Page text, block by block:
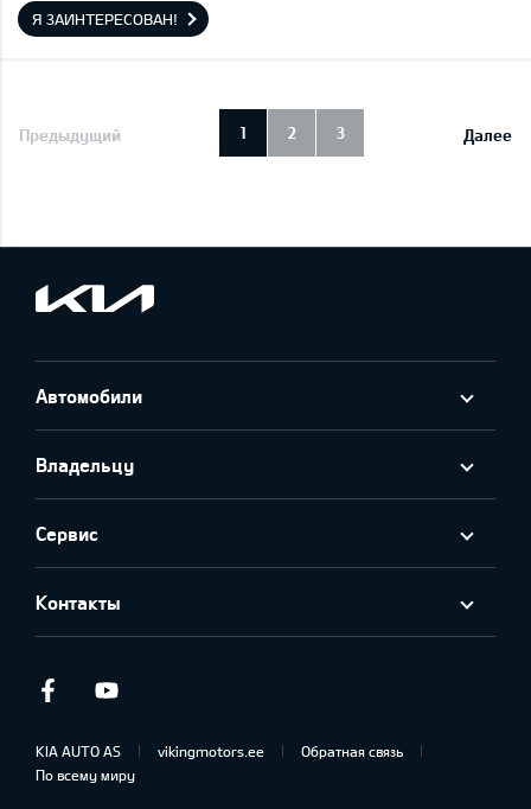
Я ЗАИНТЕРЕСОВАН!
Предыдущий Далее
1 2 3
Автомобили
Владельцу
Сервис
Контакты
Facebook
KIA AUTO AS vikingmotors.ee
Обратная связь
По всему миру